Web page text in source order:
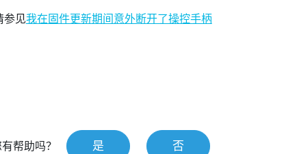
参见我在固件更新期间意外断开了操控手柄
帮助吗？ 是 否